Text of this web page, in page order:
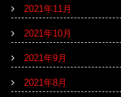
2021年11月
2021年10月
2021年9月
2021年8月